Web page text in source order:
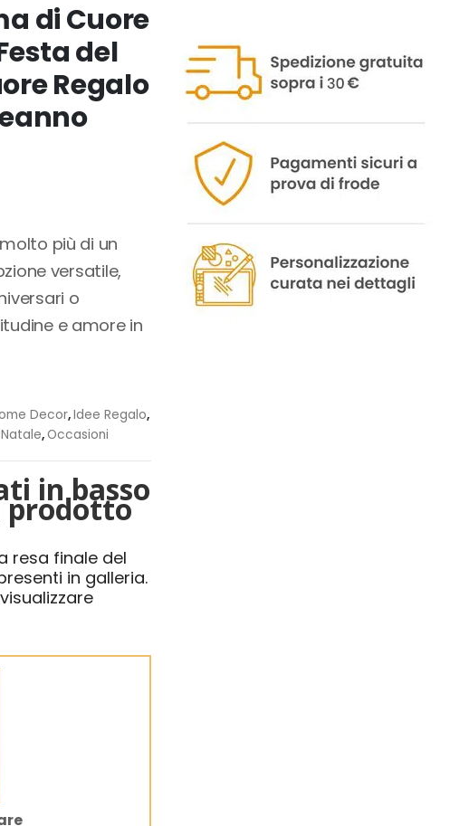
di Cuore
del
Regalo
più di un
versatile,
o
e amore in
Decor,Idee Regalo,
Natale,Occasioni
in basso
prodotto
resa finale del
in galleria.